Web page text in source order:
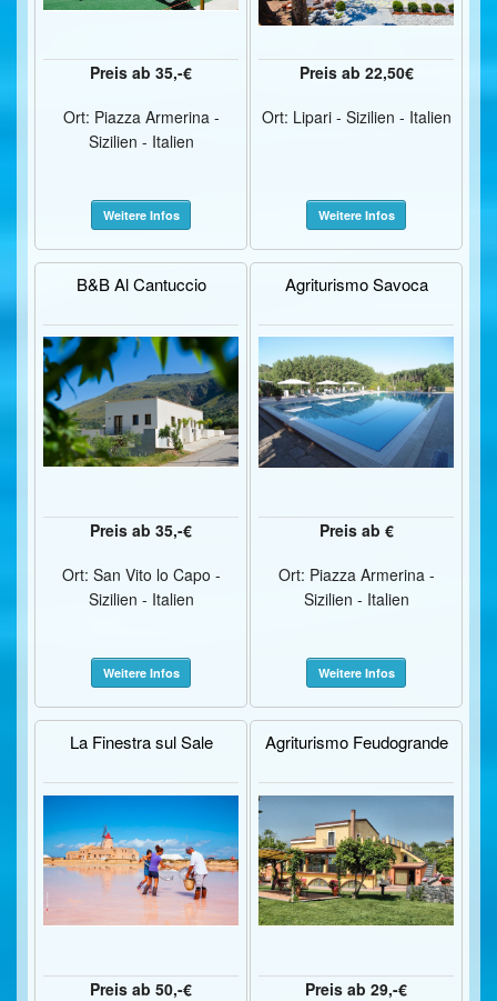
Preis ab 35,-€
Ort: Piazza Armerina -
Sizilien - Italien
Weitere Infos
Preis ab 22,50€
Ort: Lipari - Sizilien - Italien
Weitere Infos
B&B Al Cantuccio
Preis ab 35,-€
Ort: San Vito lo Capo -
Sizilien - Italien
Weitere Infos
Agriturismo Savoca
Preis ab €
Ort: Piazza Armerina -
Sizilien - Italien
Weitere Infos
La Finestra sul Sale
Preis ab 50,-€
Agriturismo Feudogrande
Preis ab 29,-€